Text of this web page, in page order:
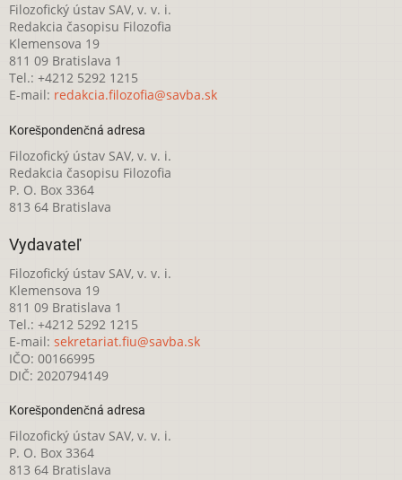
Filozofický ústav SAV, v. v. i.
Redakcia časopisu Filozofia
Klemensova 19
811 09 Bratislava 1
Tel.: +4212 5292 1215
E-mail: redakcia.filozofia@savba.sk
Korešpondenčná adresa
Filozofický ústav SAV, v. v. i.
Redakcia časopisu Filozofia
P. O. Box 3364
813 64 Bratislava
Vydavateľ
Filozofický ústav SAV, v. v. i.
Klemensova 19
811 09 Bratislava 1
Tel.: +4212 5292 1215
E-mail: sekretariat.fiu@savba.sk
IČO: 00166995
DIČ: 2020794149
Korešpondenčná adresa
Filozofický ústav SAV, v. v. i.
P. O. Box 3364
813 64 Bratislava